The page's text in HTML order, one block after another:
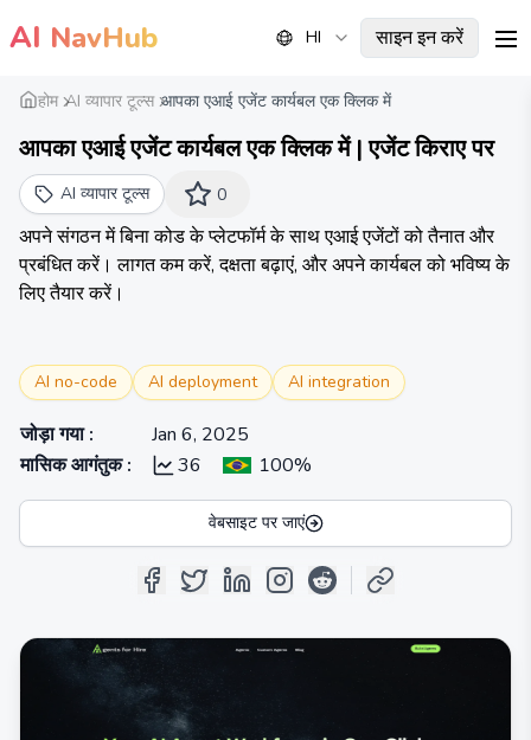
AI NavHub HI साइन इन करें
होम AI व्यापार टूल्स आपका एआई एजेंट कार्यबल एक क्लिक में
आपका एआई एजेंट कार्यबल एक क्लिक में | एजेंट किराए पर
AI व्यापार टूल्स 0
अपने संगठन में बिना कोड के प्लेटफॉर्म के साथ एआई एजेंटों को तैनात और
प्रबंधित करें। लागत कम करें, दक्षता बढ़ाएं, और अपने कार्यबल को भविष्य के
लिए तैयार करें।
AI no-code AI deployment AI integration
जोड़ा गया:
Jan 6, 2025
मासिक आगंतुक: 36 100%
वेबसाइट पर जाएं